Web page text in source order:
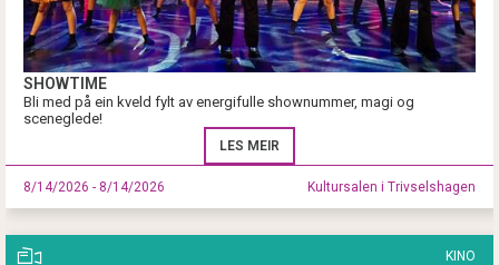
SHOWTIME
Bli med på ein kveld fylt av energifulle shownummer, magi og
sceneglede!
LES MEIR
8/14/2026 - 8/14/2026 Kultursalen i Trivselshagen
KINO